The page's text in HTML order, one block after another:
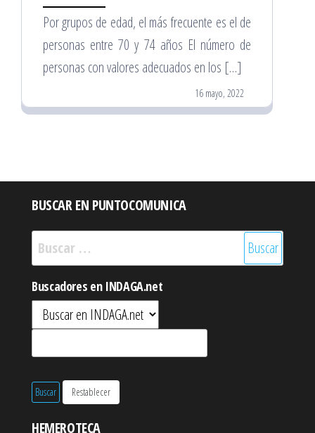
Por grupos de edad, el más frecuente es el de
personas entre 70 y 74 años El número de
personas con valores adecuados en los […]
16 mayo, 2022
BUSCAR EN PUNTOCOMUNICA
Buscar:
Buscadores en INDAGA.net
HEMEROTECA